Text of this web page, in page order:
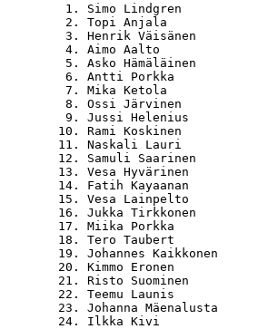
1. Simo Lindgren
2. Topi Anjala
3. Henrik Väisänen
4. Aimo Aalto
5. Asko Hämäläinen
6. Antti Porkka
7. Mika Ketola
8. Ossi Järvinen
9. Jussi Helenius
10. Rami Koskinen
11. Naskali Lauri
12. Samuli Saarinen
13. Vesa Hyvärinen
14. Fatih Kayaanan
15. Vesa Lainpelto
16. Jukka Tirkkonen
17. Miika Porkka
18. Tero Taubert
19. Johannes Kaikkonen
20. Kimmo Eronen
21. Risto Suominen
22. Teemu Launis
23. Johanna Mäenalusta
24. Ilkka Kivi